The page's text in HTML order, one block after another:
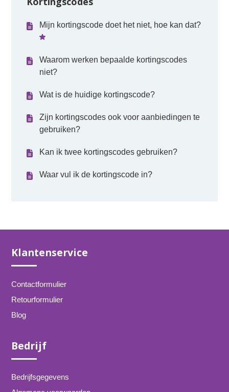
Mijn kortingscode doet het niet, hoe kan dat?
Waarom werken bepaalde kortingscodes
niet?
Wat is de huidige kortingscode?
Zijn kortingscodes ook voor aanbiedingen te
gebruiken?
Kan ik twee kortingscodes gebruiken?
Waar vul ik de kortingscode in?
Klantenservice
Contactformulier
Retourformulier
Blog
Bedrijf
Bedrijfsgegevens